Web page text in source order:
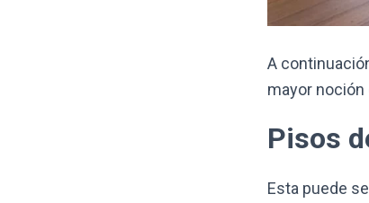
A
mayor noción
Pisos
Esta puede